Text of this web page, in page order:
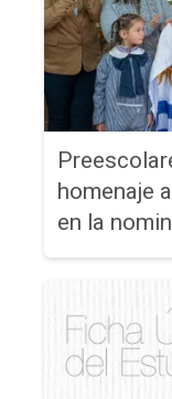
homenaje
en la